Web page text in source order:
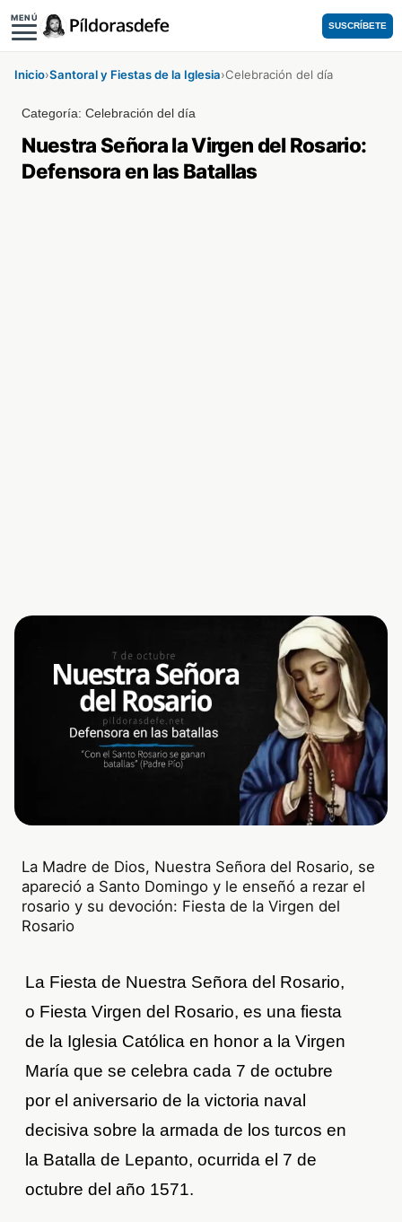
MENÚ
SUSCRÍBETE
Inicio›Santoral y Fiestas de la Iglesia›Celebración del día
Categoría:Celebración del día
Nuestra Señora la Virgen del Rosario:
Defensora en las Batallas
La Madre de Dios, Nuestra Señora del Rosario, se
apareció a Santo Domingo y le enseñó a rezar el
rosario y su devoción: Fiesta de la Virgen del
Rosario
La Fiesta de Nuestra Señora del Rosario,
o Fiesta Virgen del Rosario, es una fiesta
de la Iglesia Católica en honor a la Virgen
María que se celebra cada 7 de octubre
por el aniversario de la victoria naval
decisiva sobre la armada de los turcos en
la Batalla de Lepanto, ocurrida el 7 de
octubre del año 1571.